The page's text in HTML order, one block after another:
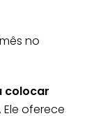
no
colocar
. Ele oferece